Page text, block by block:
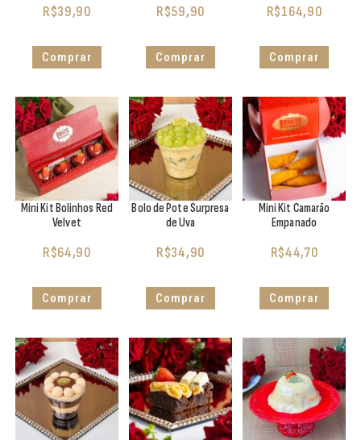
R$39,90
Comprar
R$59,90
Comprar
R$164,90
Comprar
Mini Kit Bolinhos Red
Velvet
R$64,90
Comprar
Bolo de Pote Surpresa
de Uva
R$34,90
Comprar
Mini Kit Camarão
Empanado
R$44,70
Comprar